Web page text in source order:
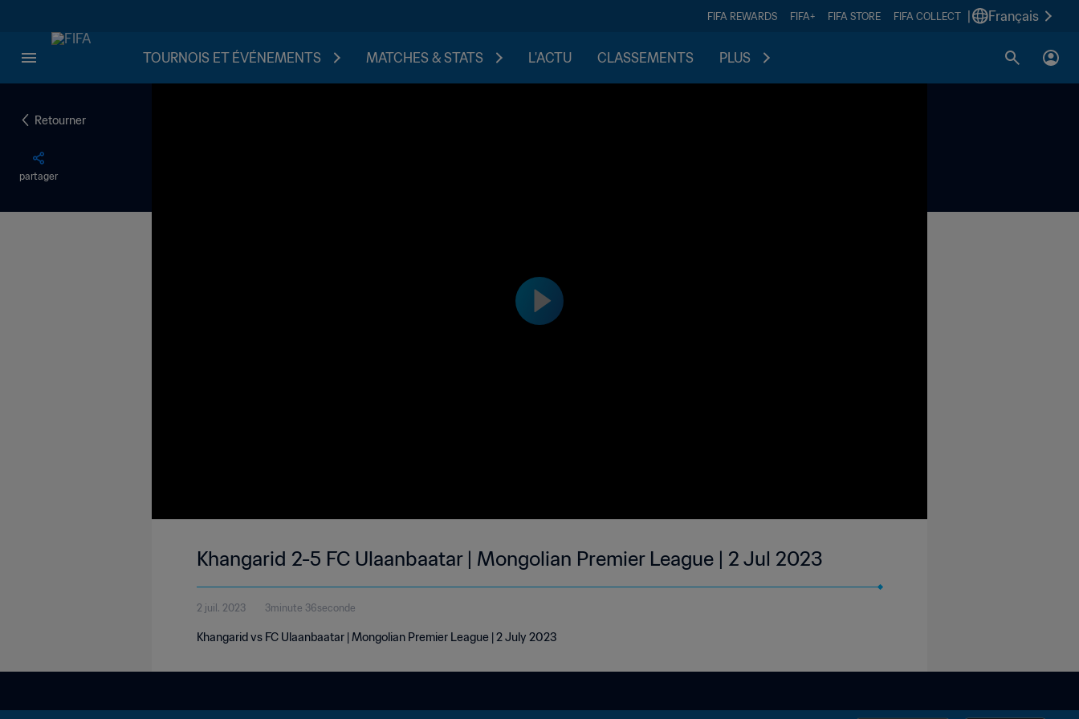
FIFA REWARDS FIFA+ FIFA STORE FIFA COLLECT Français
TOURNOIS ET ÉVÉNEMENTS MATCHES & STATS L'ACTU CLASSEMENTS PLUS
Retourner
partager
Khangarid 2-5 FC Ulaanbaatar | Mongolian Premier League | 2 Jul 2023
2 juil. 2023 3minute 36seconde
Khangarid vs FC Ulaanbaatar | Mongolian Premier League | 2 July 2023